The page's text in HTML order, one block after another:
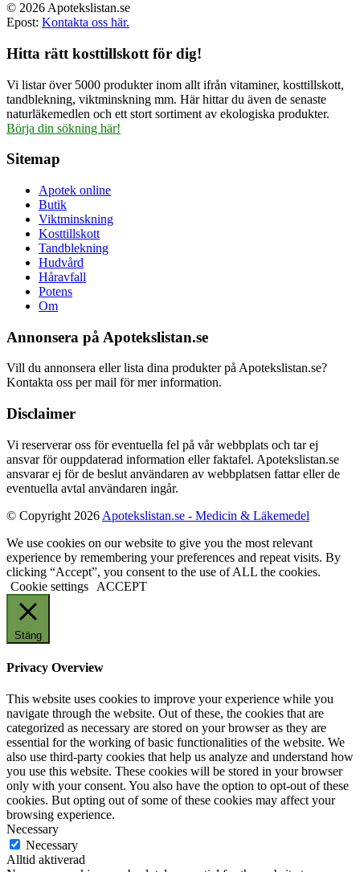
© 2026 Apotekslistan.se
Epost: Kontakta oss här.
Hitta rätt kosttillskott för dig!
Vi listar över 5000 produkter inom allt ifrån vitaminer, kosttillskott,
tandblekning, viktminskning mm. Här hittar du även de senaste
naturläkemedlen och ett stort sortiment av ekologiska produkter.
Börja din sökning här!
Sitemap
Apotek online
Butik
Viktminskning
Kosttillskott
Tandblekning
Hudvård
Håravfall
Potens
Om
Annonsera på Apotekslistan.se
Vill du annonsera eller lista dina produkter på Apotekslistan.se?
Kontakta oss per mail för mer information.
Disclaimer
Vi reserverar oss för eventuella fel på vår webbplats och tar ej
ansvar för ouppdaterad information eller faktafel. Apotekslistan.se
ansvarar ej för de beslut användaren av webbplatsen fattar eller de
eventuella avtal användaren ingår.
© Copyright 2026 Apotekslistan.se - Medicin & Läkemedel
We use cookies on our website to give you the most relevant
experience by remembering your preferences and repeat visits. By
clicking “Accept”, you consent to the use of ALL the cookies.
Cookie settings
ACCEPT
Stäng
Privacy Overview
This website uses cookies to improve your experience while you
navigate through the website. Out of these, the cookies that are
categorized as necessary are stored on your browser as they are
essential for the working of basic functionalities of the website. We
also use third-party cookies that help us analyze and understand how
you use this website. These cookies will be stored in your browser
only with your consent. You also have the option to opt-out of these
cookies. But opting out of some of these cookies may affect your
browsing experience.
Necessary
Necessary
Alltid aktiverad